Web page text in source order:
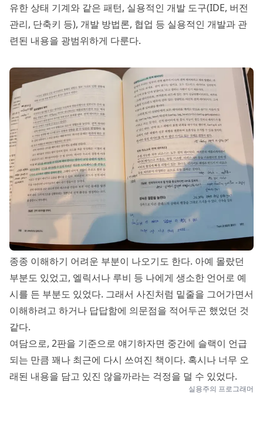
유한 상태 기계와 같은 패턴, 실용적인 개발 도구(IDE, 버전
관리, 단축키 등), 개발 방법론, 협업 등 실용적인 개발과 관
련된 내용을 광범위하게 다룬다.
종종 이해하기 어려운 부분이 나오기도 한다. 아예 몰랐던
부분도 있었고, 엘릭서나 루비 등 나에게 생소한 언어로 예
시를 든 부분도 있었다. 그래서 사진처럼 밑줄을 그어가면서
이해하려고 하거나 답답함에 의문점을 적어두곤 했었던 것
같다.
여담으로, 2판을 기준으로 얘기하자면 중간에 슬랙이 언급
되는 만큼 꽤나 최근에 다시 쓰여진 책이다. 혹시나 너무 오
래된 내용을 담고 있진 않을까라는 걱정을 덜 수 있었다.
실용주의 프로그래머